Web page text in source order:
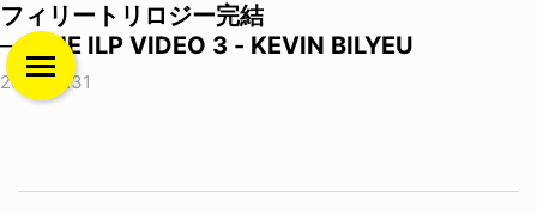
フィリートリロジー完結
──THE ILP VIDEO 3 - KEVIN BILYEU
2026.07.31